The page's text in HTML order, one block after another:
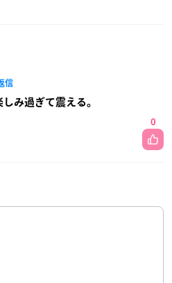
信
み過ぎて震える。
0